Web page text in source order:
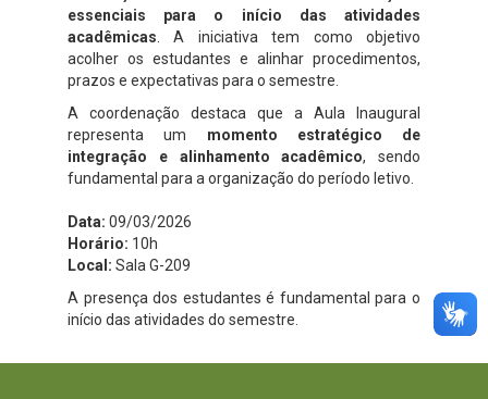
essenciais para o início das atividades
acadêmicas. A iniciativa tem como objetivo
acolher os estudantes e alinhar procedimentos,
prazos e expectativas para o semestre.
A coordenação destaca que a Aula Inaugural
representa um momento estratégico de
integração e alinhamento acadêmico, sendo
fundamental para a organização do período letivo.
Data: 09/03/2026
Horário: 10h
Local: Sala G-209
A presença dos estudantes é fundamental para o
início das atividades do semestre.